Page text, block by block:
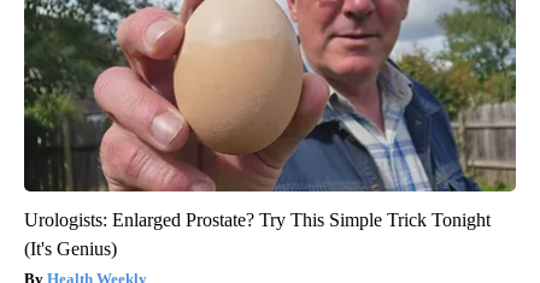
Urologists: Enlarged Prostate? Try This Simple Trick Tonight
(It's Genius)
Health Weekly